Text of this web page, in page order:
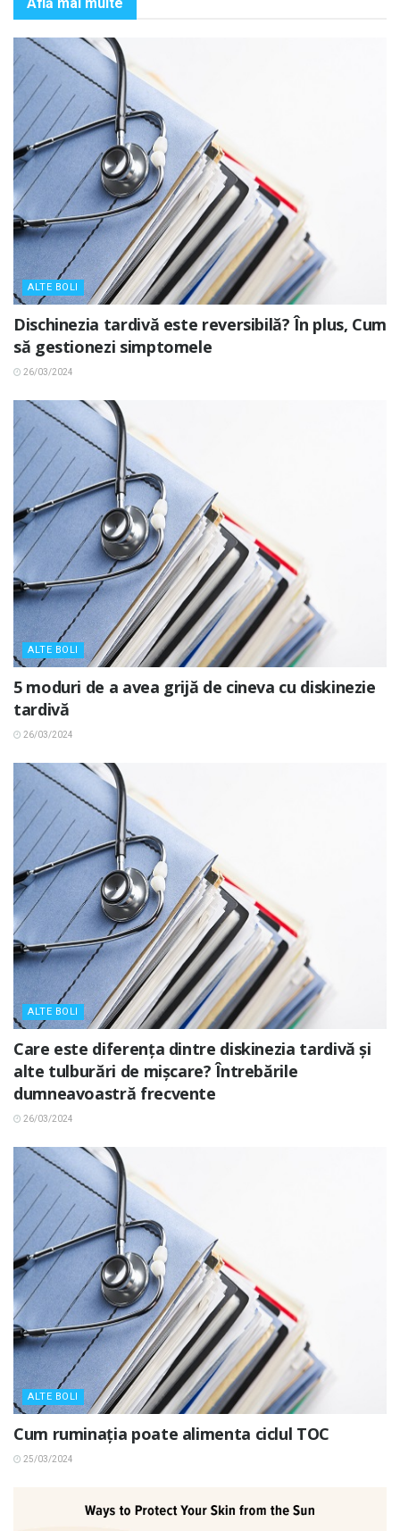
ALTE BOLI
Dischinezia tardivă este reversibilă? În plus, Cum
să gestionezi simptomele
26/03/2024
ALTE BOLI
5 moduri de a avea grijă de cineva cu diskinezie
tardivă
26/03/2024
ALTE BOLI
Care este diferența dintre diskinezia tardivă și
alte tulburări de mișcare? Întrebările
dumneavoastră frecvente
26/03/2024
ALTE BOLI
Cum ruminația poate alimenta ciclul TOC
25/03/2024